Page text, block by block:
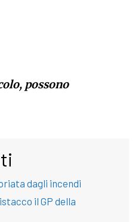
possono
dagli incendi
il GP della